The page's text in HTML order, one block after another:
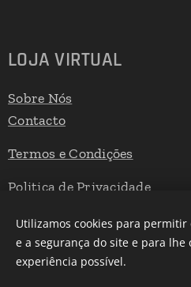
LOJA VIRTUAL
Sobre Nós
Contacto
Termos e Condições
Politica de Privacidade
Livro de Reclamações
Utilizamos cookies para
e a segurança do site e para
experiência possível.